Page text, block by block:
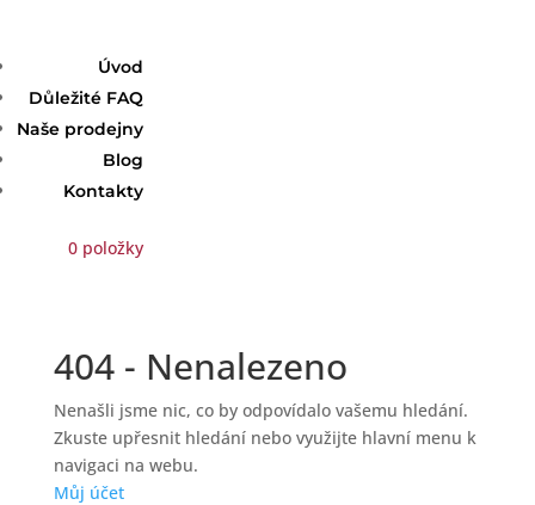
Úvod
Důležité FAQ
Naše prodejny
Blog
Kontakty
0 položky
404 - Nenalezeno
Nenašli jsme nic, co by odpovídalo vašemu hledání.
Zkuste upřesnit hledání nebo využijte hlavní menu k
navigaci na webu.
Můj účet